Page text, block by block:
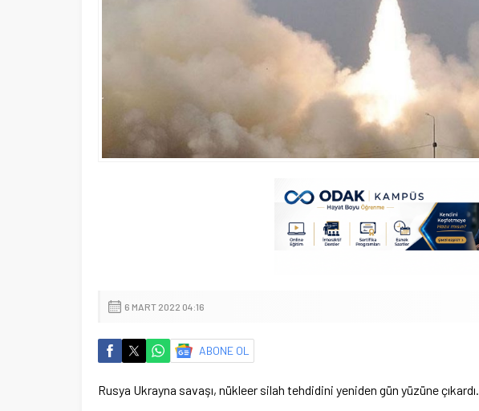
6 MART 2022 04:16
ABONE OL
Rusya Ukrayna savaşı, nükleer silah tehdidini yeniden gün yüzüne çıkardı.